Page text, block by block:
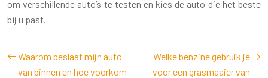
om verschillende auto’s te testen en kies de auto die het beste
bij u past.
Waarom beslaat mijn auto
van binnen en hoe voorkom
Welke benzine gebruik je
voor een grasmaaier van